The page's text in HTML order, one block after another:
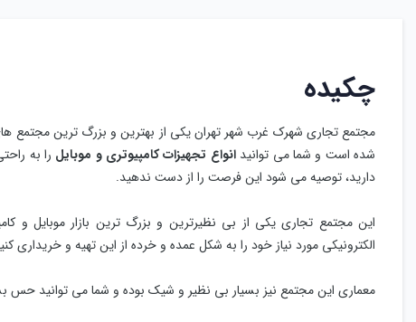
چکیده
مجتمع تجاری شهرک غرب شهر تهران یکی از بهترین و بزرگ ترین مجتمع
شده است و شما می توانید انواع تجهیزات کامپیوتری و موبایل را به
دارید، توصیه می شود این فرصت را از دست ندهید.
این مجتمع تجاری یکی از بی نظیرترین و بزرگ ترین بازار موبایل و
الکترونیکی مورد نیاز خود را به شکل عمده و خرده از این تهیه و خریداری
معماری این مجتمع نیز بسیار بی نظیر و شیک بوده و شما می توانید حس